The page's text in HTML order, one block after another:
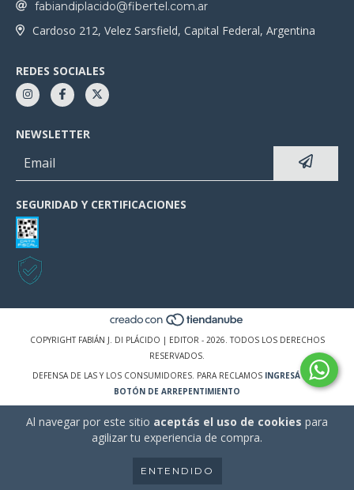
Al navegar por este sitio aceptás el uso de cookies para
agilizar tu experiencia de compra.
ENTENDIDO
fabiandiplacido@fibertel.com.ar
Cardoso 212, Velez Sarsfield, Capital Federal, Argentina
REDES SOCIALES
NEWSLETTER
SEGURIDAD Y CERTIFICACIONES
COPYRIGHT FABIÁN J. DI PLÁCIDO | EDITOR - 2026. TODOS LOS DERECHOS
RESERVADOS.
DEFENSA DE LAS Y LOS CONSUMIDORES. PARA RECLAMOS INGRESÁ ACÁ.
BOTÓN DE ARREPENTIMIENTO